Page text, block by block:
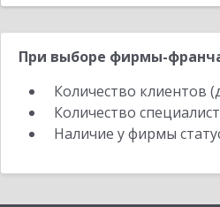
При выборе фирмы-
Количество клиентов
Количество
Наличие у фирмы